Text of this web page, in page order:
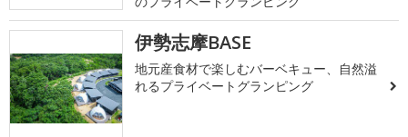
伊勢志摩BASE
地元産食材で楽しむバーベキュー、自然溢
れるプライベートグランピング